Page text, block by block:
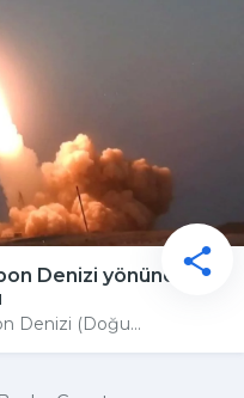
Denizi yönüne
Denizi (Doğu...